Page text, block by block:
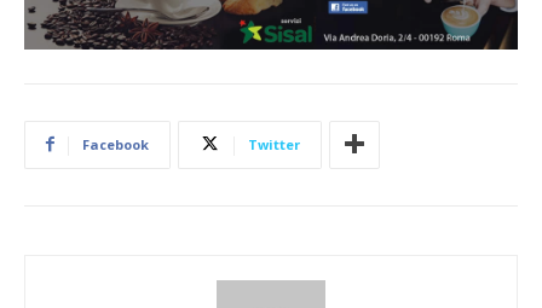
Facebook Twitter